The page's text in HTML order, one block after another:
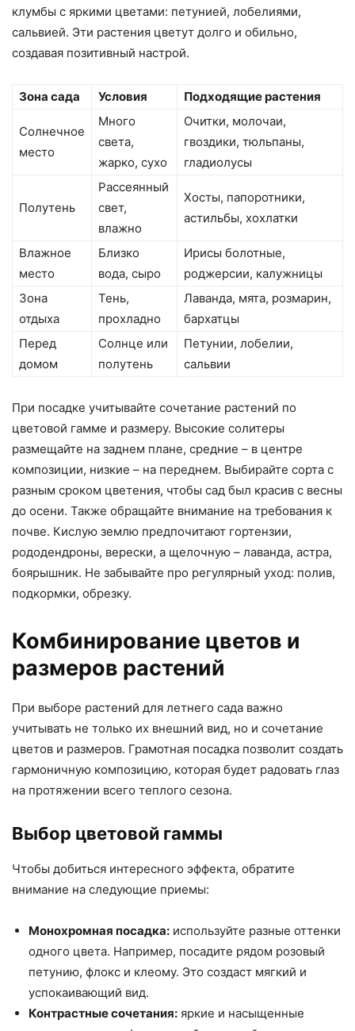
клумбы с яркими цветами: петунией, лобелиями,
сальвией. Эти растения цветут долго и обильно,
создавая позитивный настрой.
Зона сада Условия Подходящие растения
Солнечное
место
Много
света,
жарко, сухо
Очитки, молочаи,
гвоздики, тюльпаны,
гладиолусы
Полутень
Рассеянный
свет,
влажно
Хосты, папоротники,
астильбы, хохлатки
Влажное
место
Близко
вода, сыро
Ирисы болотные,
роджерсии, калужницы
Зона
отдыха
Тень,
прохладно
Лаванда, мята, розмарин,
бархатцы
Перед
домом
Солнце или
полутень
Петунии, лобелии,
сальвии
При посадке учитывайте сочетание растений по
цветовой гамме и размеру. Высокие солитеры
размещайте на заднем плане, средние – в центре
композиции, низкие – на переднем. Выбирайте сорта с
разным сроком цветения, чтобы сад был красив с весны
до осени. Также обращайте внимание на требования к
почве. Кислую землю предпочитают гортензии,
рододендроны, верески, а щелочную – лаванда, астра,
боярышник. Не забывайте про регулярный уход: полив,
подкормки, обрезку.
Комбинирование цветов и
размеров растений
При выборе растений для летнего сада важно
учитывать не только их внешний вид, но и сочетание
цветов и размеров. Грамотная посадка позволит создать
гармоничную композицию, которая будет радовать глаз
на протяжении всего теплого сезона.
Выбор цветовой гаммы
Чтобы добиться интересного эффекта, обратите
внимание на следующие приемы:
Монохромная посадка: используйте разные оттенки
одного цвета. Например, посадите рядом розовый
петунию, флокс и клеому. Это создаст мягкий и
успокаивающий вид.
Контрастные сочетания: яркие и насыщенные